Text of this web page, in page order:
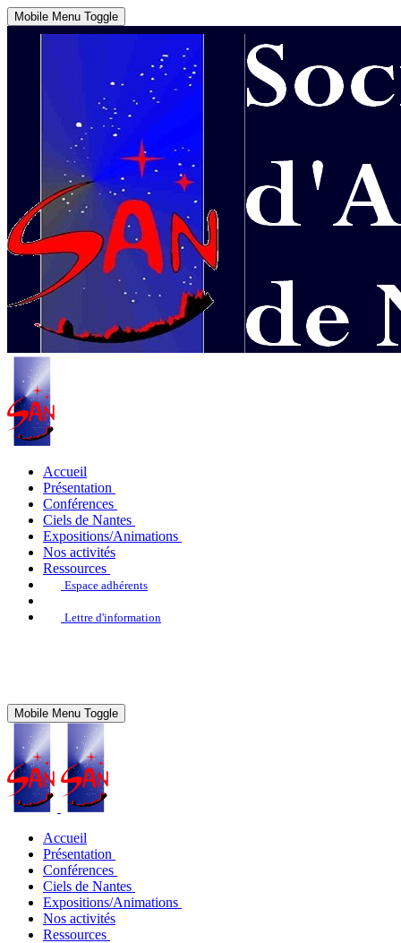
Mobile Menu Toggle
Accueil
Présentation
Conférences
Ciels de Nantes
Expositions/Animations
Nos activités
Ressources
Espace adhérents
Lettre d'information
Mobile Menu Toggle
Accueil
Présentation
Conférences
Ciels de Nantes
Expositions/Animations
Nos activités
Ressources